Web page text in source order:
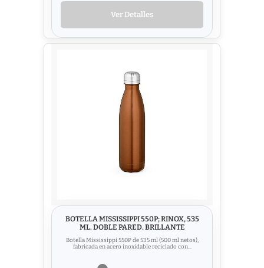
Ver Detalles
BOTELLA MISSISSIPPI 550P; RINOX, 535
ML. DOBLE PARED. BRILLANTE
Botella Mississippi 550P de 535 ml (500 ml netos),
fabricada en acero inoxidable reciclado con...